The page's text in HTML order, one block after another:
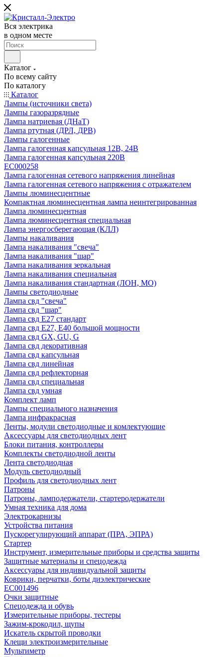
Вся электрика
в одном месте
Каталог
По всему сайту
По каталогу
Каталог
Лампы (источники света)
Лампы газоразрядные
Лампа натриевая (ДНаТ)
Лампа ртутная (ДРЛ, ДРВ)
Лампы галогенные
Лампа галогенная капсульная 12В, 24В
Лампа галогенная капсульная 220В
EC000258
Лампа галогенная сетевого напряжения линейная
Лампа галогенная сетевого напряжения с отражателем
Лампы люминесцентные
Компактная люминесцентная лампа неинтегрированная
Лампа люминесцентная
Лампа люминесцентная специальная
Лампа энергосберегающая (КЛЛ)
Лампы накаливания
Лампа накаливания "свеча"
Лампа накаливания "шар"
Лампа накаливания зеркальная
Лампа накаливания специальная
Лампа накаливания стандартная (ЛОН, МО)
Лампы светодиодные
Лампа свд "свеча"
Лампа свд "шар"
Лампа свд E27 стандарт
Лампа свд E27, Е40 большой мощности
Лампа свд GX, GU, G
Лампа свд декоративная
Лампа свд капсульная
Лампа свд линейная
Лампа свд рефлекторная
Лампа свд специальная
Лампа свд умная
Комплект ламп
Лампы специального назначения
Лампа инфракрасная
Ленты, модули светодиодные и комлектующие
Аксессуары для светодиодных лент
Блоки питания, контроллеры
Комплекты светодиодной ленты
Лента светодиодная
Модуль светодиодный
Профиль для светодиодных лент
Патроны
Патроны, ламподержатели, стартеродержатели
Умная техника для дома
Электрокарнизы
Устройства питания
Пускорегулирующий аппарат (ПРА, ЭПРА)
Стартер
Инструмент, измерительные приборы и средства защиты
Защитные материалы и спецодежда
Аксессуары для индивидуальной защиты
Коврики, перчатки, боты диэлектрические
EC001496
Очки защитные
Спецодежда и обувь
Измерительные приборы, тестеры
Зажим-крокодил, щупы
Искатель скрытой проводки
Клещи электроизмерительные
Мультиметр